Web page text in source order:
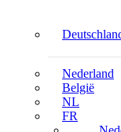
Nederland
België
NL
FR